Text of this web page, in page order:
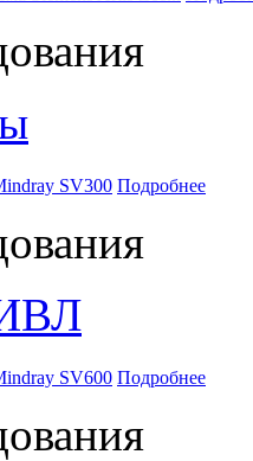
SV300 Подробнее
SV600 Подробнее